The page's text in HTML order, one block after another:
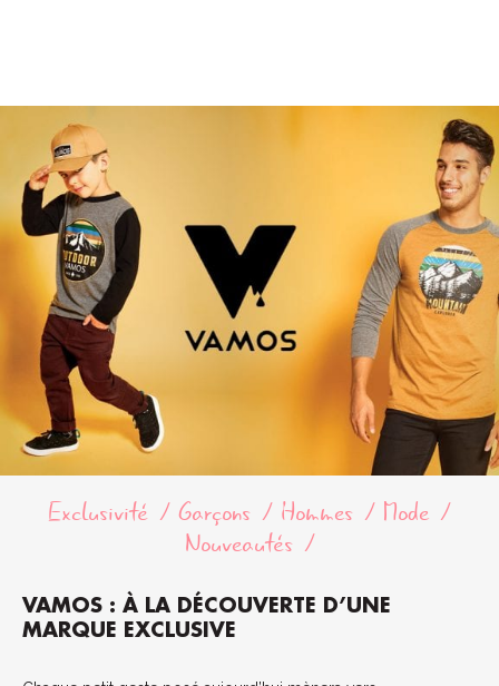
Exclusivité Garçons Hommes
Mode
Nouveautés
VAMOS : À LA DÉCOUVERTE D’UNE
MARQUE EXCLUSIVE